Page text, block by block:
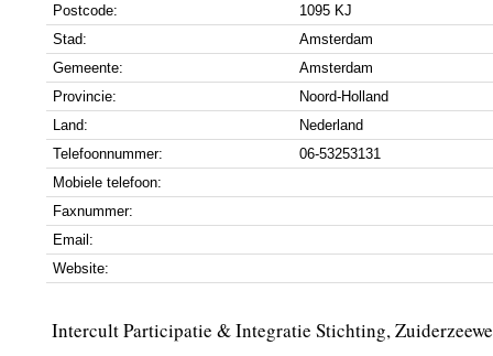
Postcode:
1095 KJ
Stad:
Amsterdam
Gemeente:
Amsterdam
Provincie:
Noord-Holland
Land:
Nederland
Telefoonnummer:
06-53253131
Mobiele telefoon:
Faxnummer:
Email:
Website:
Intercult Participatie & Integratie Stichting,